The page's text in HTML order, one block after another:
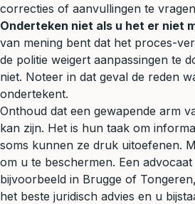
correcties of aanvullingen te
Onderteken niet als u het er niet
van mening bent dat het proces-
de politie weigert aanpassingen te
niet. Noteer in dat geval de reden
ondertekent.
Onthoud dat een gewapende arm
kan zijn. Het is hun taak om
soms kunnen ze druk uitoefenen.
om u te beschermen. Een
bijvoorbeeld in Brugge of
het beste juridisch advies en u